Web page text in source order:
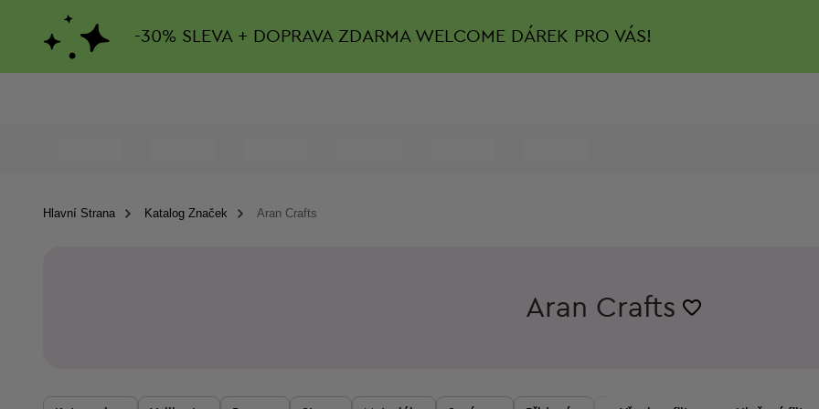
-30% SLEVA + DOPRAVA ZDARMAWELCOME DÁREK PRO VÁS!
Hlavní Strana Katalog Značek Aran Crafts
Aran Crafts